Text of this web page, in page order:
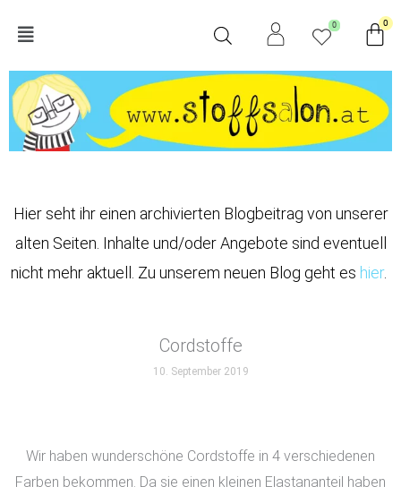
InhaltMain
Menu
0 0
Hier seht ihr einen archivierten Blogbeitrag von unserer
alten Seiten. Inhalte und/oder Angebote sind eventuell
nicht mehr aktuell. Zu unserem neuen Blog geht es hier.
Cordstoffe
10. September 2019
Wir haben wunderschöne Cordstoffe in 4 verschiedenen
Farben bekommen. Da sie einen kleinen Elastananteil haben